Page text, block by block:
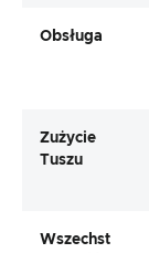
Obsługa
Zużycie
Tuszu
Wszechst